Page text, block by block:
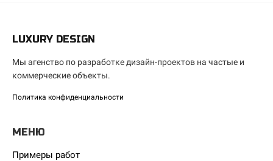
LUXURY DESIGN
Мы агенство по разработке дизайн-проектов на частые и
коммерческие объекты.
Политика конфиденциальности
МЕНЮ
Примеры работ